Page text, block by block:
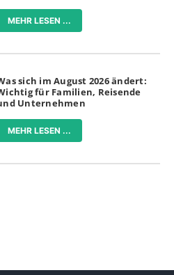
MEHR LESEN ...
sich im August 2026 ändert:
für Familien, Reisende
Unternehmen
MEHR LESEN ...